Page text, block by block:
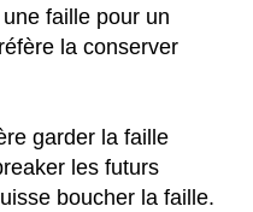
faille pour un
la conserver
garder la faille
les futurs
boucher la faille.